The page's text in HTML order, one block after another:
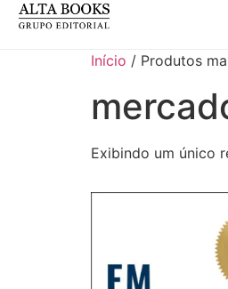
Início / Produtos
Exibindo um único